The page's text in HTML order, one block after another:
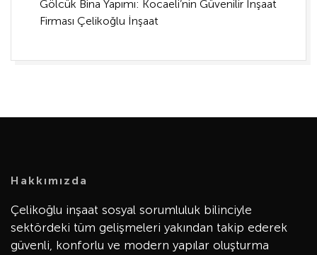
Gölcük Bina Yapımı: Kocaeli’nin Güvenilir İnşaat
Firması Çelikoğlu İnşaat
Hakkımızda
Çelikoğlu inşaat sosyal sorumluluk bilinciyle
sektördeki tüm gelişmeleri yakından takip ederek
güvenli, konforlu ve modern yapılar oluşturma